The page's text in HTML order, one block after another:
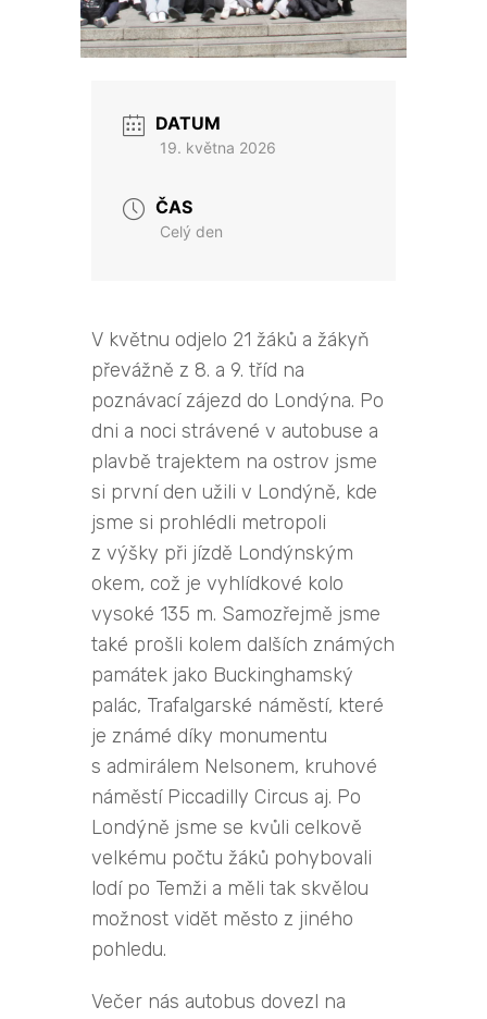
DATUM
19. května 2026
ČAS
Celý den
V květnu odjelo 21 žáků a žákyň
převážně z 8. a 9. tříd na
poznávací zájezd do Londýna. Po
dni a noci strávené v autobuse a
plavbě trajektem na ostrov jsme
si první den užili v Londýně, kde
jsme si prohlédli metropoli
z výšky při jízdě Londýnským
okem, což je vyhlídkové kolo
vysoké 135 m. Samozřejmě jsme
také prošli kolem dalších známých
památek jako Buckinghamský
palác, Trafalgarské náměstí, které
je známé díky monumentu
s admirálem Nelsonem, kruhové
náměstí Piccadilly Circus aj. Po
Londýně jsme se kvůli celkově
velkému počtu žáků pohybovali
lodí po Temži a měli tak skvělou
možnost vidět město z jiného
pohledu.
Večer nás autobus dovezl na